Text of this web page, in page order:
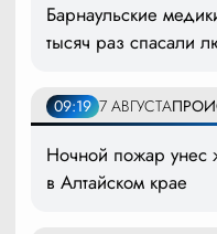
Барнаульские
тысяч раз спасали
09:19 7 АВГУСТА
Ночной пожар унес
в Алтайском крае